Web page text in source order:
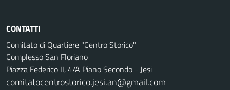
CONTATTI
Comitato di Quartiere "Centro Storico"
Complesso San Floriano
Piazza Federico II, 4/A Piano Secondo - Jesi
comitatocentrostorico.jesi.an@gmail.com